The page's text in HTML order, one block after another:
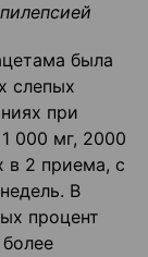
была
слепых
при
000 мг, 2000
в 2 приема, с
В
процент